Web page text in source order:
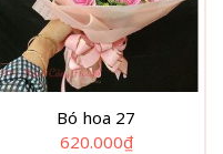
Bó hoa 27
620.000₫